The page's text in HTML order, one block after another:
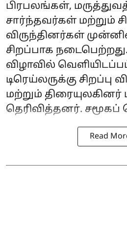
பிரபலங்கள்,
சார்ந்தவர்கள் மற்றும்
விருந்தினர்கள்
சிறப்பாக நடைபெற்றது.
விழாவில்
டிரெய்லருக்கு சிறப்பு
மற்றும் திரையுலகினர்
தெரிவித்தனர். சமூகப்
Read